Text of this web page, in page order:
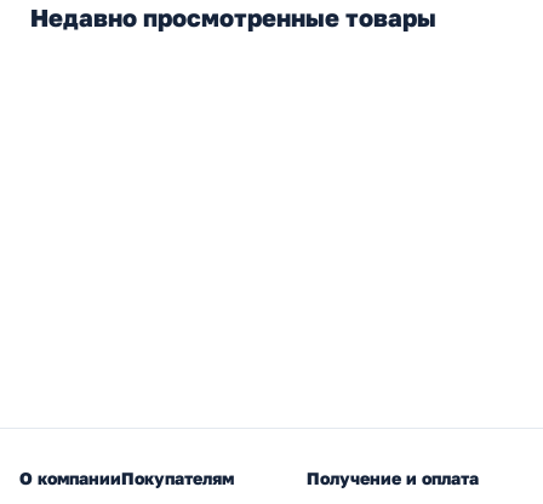
Недавно просмотренные товары
О компанииПокупателям Получение и оплата